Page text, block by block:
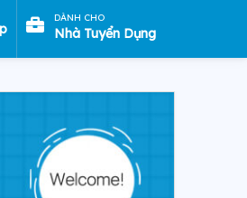
DÀNH CHO
Nhà Tuyển Dụng